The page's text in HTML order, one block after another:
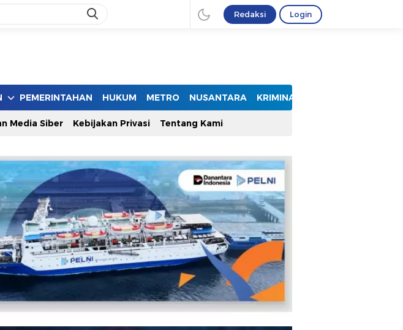
Redaksi Login
PEMERINTAHAN HUKUM METRO NUSANTARA KRIMINAL
Media Siber Kebijakan Privasi Tentang Kami